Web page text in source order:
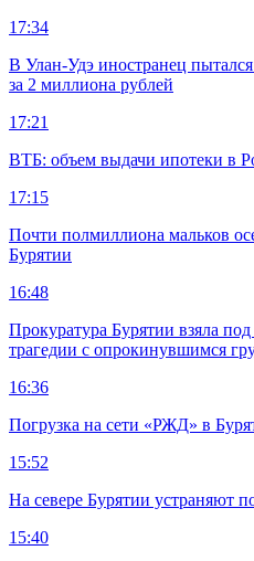
17:34
В Улан-Удэ иностранец
за 2 миллиона рублей
17:21
ВТБ: объем выдачи ипотеки в
17:15
Почти полмиллиона мальков
Бурятии
16:48
Прокуратура Бурятии взяла
трагедии с опрокинувшимся
16:36
Погрузка на сети «РЖД» в
15:52
На севере Бурятии устраняют
15:40